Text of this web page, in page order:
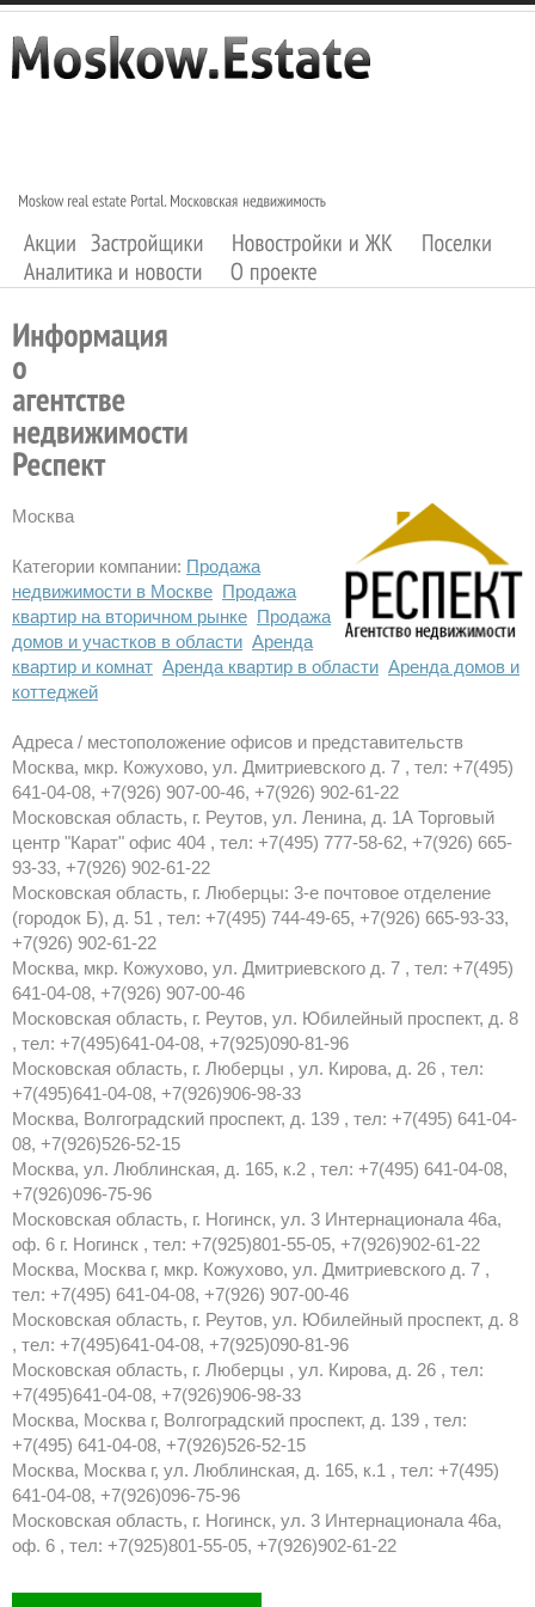
Москва
Категории компании: Продажа
недвижимости в Москве Продажа
квартир на вторичном рынке Продажа
домов и участков в области Аренда
квартир и комнат Аренда квартир в области Аренда домов и
коттеджей
Адреса / местоположение офисов и представительств
Москва, мкр. Кожухово, ул. Дмитриевского д. 7 , тел: +7(495)
641-04-08, +7(926) 907-00-46, +7(926) 902-61-22
Московская область, г. Реутов, ул. Ленина, д. 1А Торговый
центр "Карат" офис 404 , тел: +7(495) 777-58-62, +7(926) 665-
93-33, +7(926) 902-61-22
Московская область, г. Люберцы: 3-е почтовое отделение
(городок Б), д. 51 , тел: +7(495) 744-49-65, +7(926) 665-93-33,
+7(926) 902-61-22
Москва, мкр. Кожухово, ул. Дмитриевского д. 7 , тел: +7(495)
641-04-08, +7(926) 907-00-46
Московская область, г. Реутов, ул. Юбилейный проспект, д. 8
, тел: +7(495)641-04-08, +7(925)090-81-96
Московская область, г. Люберцы , ул. Кирова, д. 26 , тел:
+7(495)641-04-08, +7(926)906-98-33
Москва, Волгоградский проспект, д. 139 , тел: +7(495) 641-04-
08, +7(926)526-52-15
Москва, ул. Люблинская, д. 165, к.2 , тел: +7(495) 641-04-08,
+7(926)096-75-96
Московская область, г. Ногинск, ул. 3 Интернационала 46а,
оф. 6 г. Ногинск , тел: +7(925)801-55-05, +7(926)902-61-22
Москва, Москва г, мкр. Кожухово, ул. Дмитриевского д. 7 ,
тел: +7(495) 641-04-08, +7(926) 907-00-46
Московская область, г. Реутов, ул. Юбилейный проспект, д. 8
, тел: +7(495)641-04-08, +7(925)090-81-96
Московская область, г. Люберцы , ул. Кирова, д. 26 , тел:
+7(495)641-04-08, +7(926)906-98-33
Москва, Москва г, Волгоградский проспект, д. 139 , тел:
+7(495) 641-04-08, +7(926)526-52-15
Москва, Москва г, ул. Люблинская, д. 165, к.1 , тел: +7(495)
641-04-08, +7(926)096-75-96
Московская область, г. Ногинск, ул. 3 Интернационала 46а,
оф. 6 , тел: +7(925)801-55-05, +7(926)902-61-22